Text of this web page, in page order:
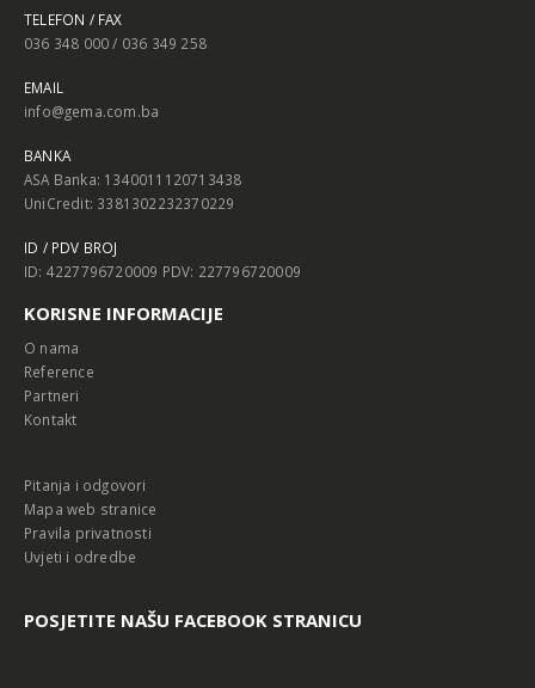
TELEFON / FAX
036 348 000 / 036 349 258
EMAIL
info@gema.com.ba
BANKA
ASA Banka: 1340011120713438
UniCredit: 3381302232370229
ID / PDV BROJ
ID: 4227796720009 PDV: 227796720009
KORISNE INFORMACIJE
O nama
Reference
Partneri
Kontakt
Pitanja i odgovori
Mapa web stranice
Pravila privatnosti
Uvjeti i odredbe
POSJETITE NAŠU FACEBOOK STRANICU